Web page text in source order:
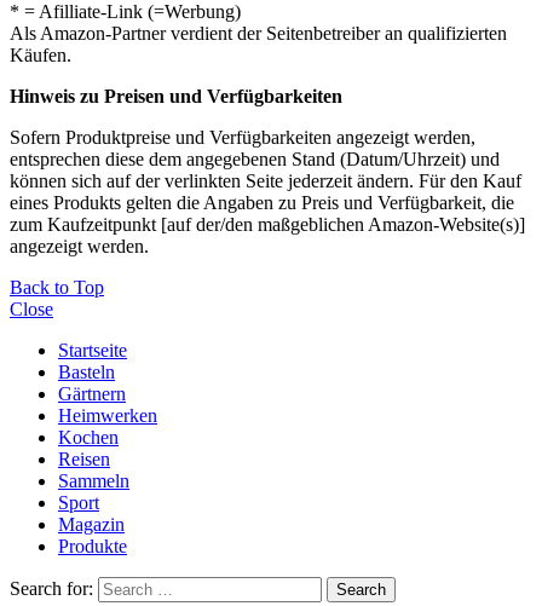
* = Afilliate-Link (=Werbung)
Als Amazon-Partner verdient der Seitenbetreiber an qualifizierten
Käufen.
Hinweis zu Preisen und Verfügbarkeiten
Sofern Produktpreise und Verfügbarkeiten angezeigt werden,
entsprechen diese dem angegebenen Stand (Datum/Uhrzeit) und
können sich auf der verlinkten Seite jederzeit ändern. Für den Kauf
eines Produkts gelten die Angaben zu Preis und Verfügbarkeit, die
zum Kaufzeitpunkt [auf der/den maßgeblichen Amazon-Website(s)]
angezeigt werden.
Back to Top
Close
Startseite
Basteln
Gärtnern
Heimwerken
Kochen
Reisen
Sammeln
Sport
Magazin
Produkte
Search for: Search